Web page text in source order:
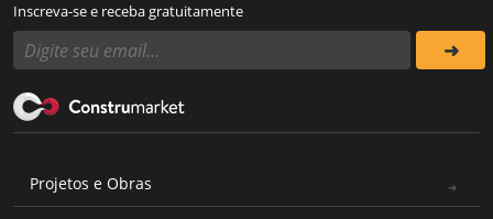
Inscreva-se e receba gratuitamente
Projetos e Obras